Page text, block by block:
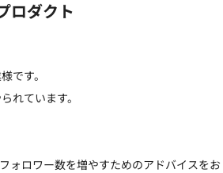
ロダクト
です。
れています。
ォロワー数を増やすためのアドバイスをお